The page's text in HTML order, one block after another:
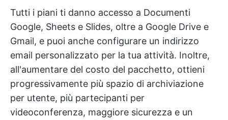
Tutti i piani ti danno accesso a Documenti
Google, Sheets e Slides, oltre a Google Drive e
Gmail, e puoi anche configurare un indirizzo
email personalizzato per la tua attività. Inoltre,
all'aumentare del costo del pacchetto, ottieni
progressivamente più spazio di archiviazione
per utente, più partecipanti per
videoconferenza, maggiore sicurezza e un